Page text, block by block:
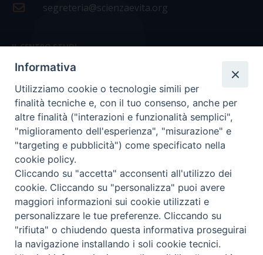
segreteria@scienzaevita.org
IL CENTRO STUDI
La nostra storia
Statuto
Presidenza e ufficio presidenza
Consiglio scientifico
Coordinamento nazionale
COPYRIGHT Scienza & Vita - C.F96600690588- Tutti i
diritti -Privacy- Credits
Informativa
Utilizziamo cookie o tecnologie simili per
finalità tecniche e, con il tuo consenso, anche per
altre finalità ("interazioni e funzionalità semplici",
"miglioramento dell'esperienza", "misurazione" e
"targeting e pubblicità") come specificato nella
cookie policy.
Cliccando su "accetta" acconsenti all'utilizzo dei
cookie. Cliccando su "personalizza" puoi avere
maggiori informazioni sui cookie utilizzati e
personalizzare le tue preferenze. Cliccando su
"rifiuta" o chiudendo questa informativa proseguirai
la navigazione installando i soli cookie tecnici.